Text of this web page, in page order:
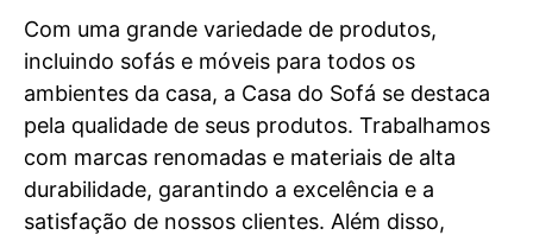
Com uma grande variedade de produtos,
incluindo sofás e móveis para todos os
ambientes da casa, a Casa do Sofá se destaca
pela qualidade de seus produtos. Trabalhamos
com marcas renomadas e materiais de alta
durabilidade, garantindo a excelência e a
satisfação de nossos clientes. Além disso,